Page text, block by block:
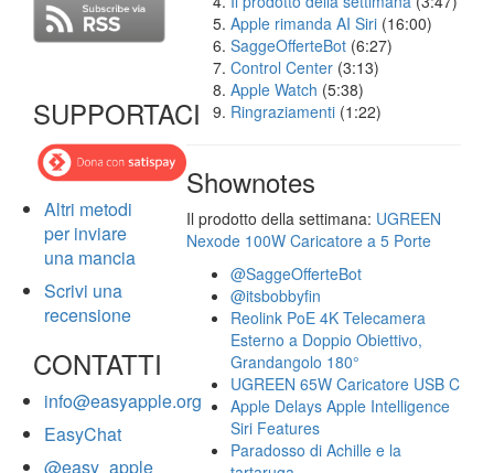
SUPPORTACI
Altri metodi
per inviare
una mancia
Scrivi una
recensione
CONTATTI
info@easyapple.org
EasyChat
@easy_apple
Apple rimanda AI Siri (16:00)
SaggeOfferteBot (6:27)
Control Center (3:13)
Apple Watch (5:38)
Ringraziamenti (1:22)
Shownotes
Il prodotto della settimana: UGREEN
Nexode 100W Caricatore a 5 Porte
@SaggeOfferteBot
@itsbobbyfin
Reolink PoE 4K Telecamera
Esterno a Doppio Obiettivo,
Grandangolo 180°
UGREEN 65W Caricatore USB C
Apple Delays Apple Intelligence
Siri Features
Paradosso di Achille e la